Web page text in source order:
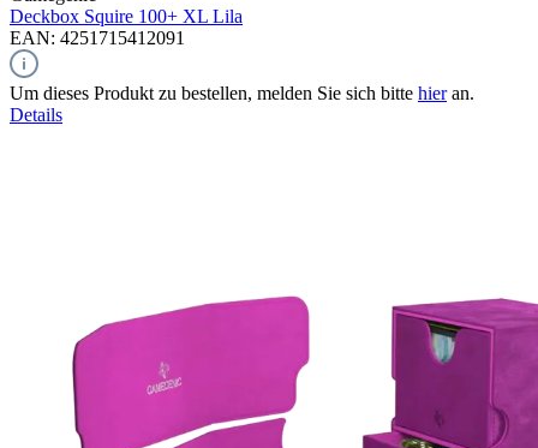
Deckbox Squire 100+ XL Lila
EAN: 4251715412091
Um dieses Produkt zu bestellen, melden Sie sich bitte hieran.
Details